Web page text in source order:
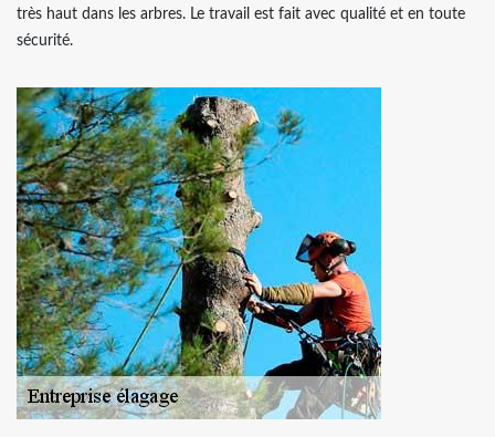
très haut dans les arbres. Le travail est fait avec qualité et en toute
sécurité.